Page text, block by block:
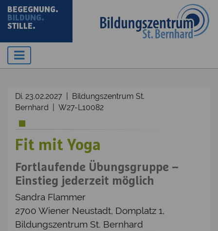
BEGEGNUNG.
BILDUNG.
STILLE.
Di. 23.02.2027 | Bildungszentrum St.
Bernhard | W27-L10082
Fit mit Yoga
Fortlaufende Übungsgruppe –
Einstieg jederzeit möglich
Sandra Flammer
2700 Wiener Neustadt, Domplatz 1,
Bildungszentrum St. Bernhard